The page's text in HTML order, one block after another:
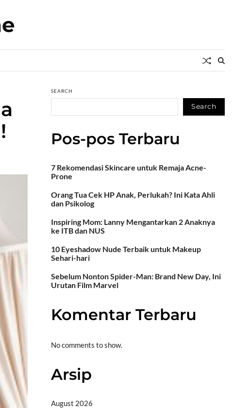
SEARCH
Search
Pos-pos Terbaru
7 Rekomendasi Skincare untuk Remaja Acne-
Prone
Orang Tua Cek HP Anak, Perlukah? Ini Kata Ahli
dan Psikolog
Inspiring Mom: Lanny Mengantarkan 2 Anaknya
ke ITB dan NUS
10 Eyeshadow Nude Terbaik untuk Makeup
Sehari-hari
Sebelum Nonton Spider-Man: Brand New Day, Ini
Urutan Film Marvel
Komentar Terbaru
No comments to show.
Arsip
August 2026